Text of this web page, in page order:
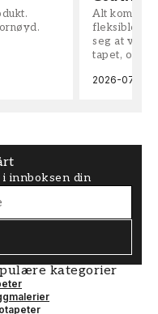
Alt kom
fleksible på
seg at vi
tapet, og
2026-07-04
innboksen din
kategorier